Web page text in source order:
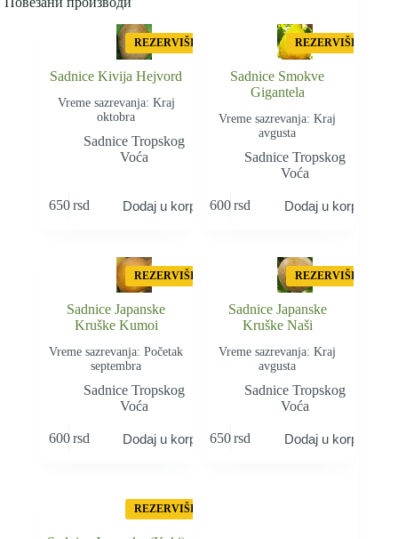
REZERVIŠI
Sadnice Kivija Hejvord
Vreme sazrevanja: Kraj
oktobra
Sadnice Tropskog
Voća
650rsd Dodaj u korpu
REZERVIŠI
Sadnice Smokve
Gigantela
Vreme sazrevanja: Kraj
avgusta
Sadnice Tropskog
Voća
600 rsd Dodaj u korpu
REZERVIŠI
Sadnice Japanske
Kruške Kumoi
Vreme sazrevanja: Početak
septembra
Sadnice Tropskog
Voća
600rsd Dodaj u korpu
REZERVIŠI
Sadnice Japanske
Kruške Naši
Vreme sazrevanja: Kraj
avgusta
Sadnice Tropskog
Voća
650 rsd Dodaj u korpu
REZERVIŠI